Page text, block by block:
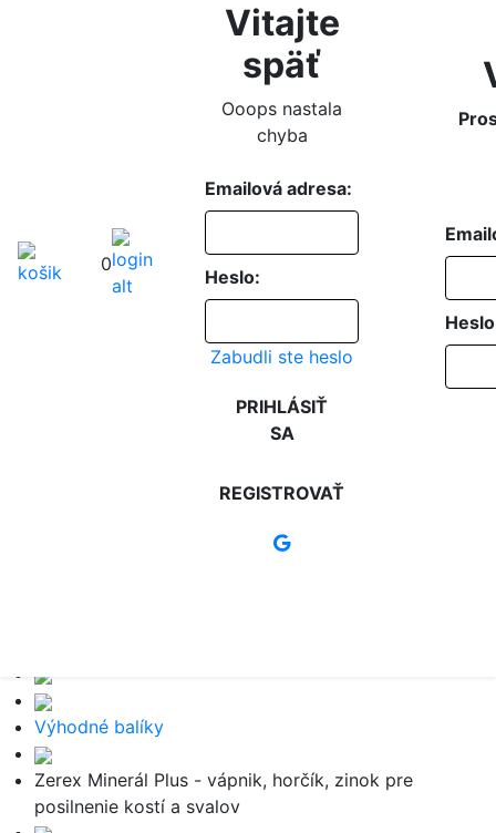
0
Vitajte
späť
Ooops nastala
chyba
Emailová adresa:
Heslo:
Zabudli ste heslo
PRIHLÁSIŤ
SA
REGISTROVAŤ
Výhodné balíky
Zerex Minerál Plus - vápnik, horčík, zinok pre
posilnenie kostí a svalov